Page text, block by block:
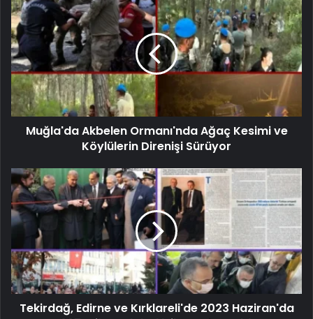
Muğla'da Akbelen Ormanı'nda Ağaç Kesimi ve
Köylülerin Direnişi Sürüyor
Tekirdağ, Edirne ve Kırklareli'de 2023 Haziran'da